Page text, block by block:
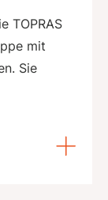
TOPRAS
mit
Sie